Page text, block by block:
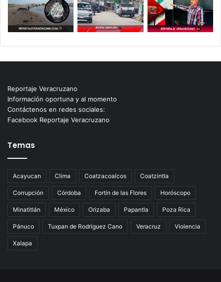
Reportaje Veracruzano
Información oportuna y al momento
Contáctenos en redes sociales:
Facebook Reportaje Veracruzano
Temas
Acayucan Clima Coatzacoalcos Coatzintla
Corrupción Córdoba Fortín de las Flores Horóscopo
Minatitlán México Orizaba Papantla Poza Rica
Pánuco Tuxpan de Rodríguez Cano Veracruz Violencia
Xalapa